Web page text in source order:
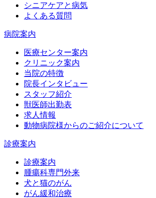
シニアケアと病気
よくある質問
病院案内
医療センター案内
クリニック案内
当院の特徴
院長インタビュー
スタッフ紹介
獣医師出勤表
求人情報
動物病院様からのご紹介について
診療案内
診療案内
腫瘍科専門外来
犬と猫のがん
がん緩和治療